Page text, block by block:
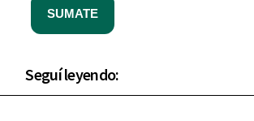
SUMATE
Seguí leyendo: